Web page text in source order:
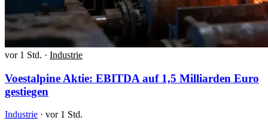
vor 1 Std. · Industrie
Voestalpine Aktie: EBITDA auf 1,5 Milliarden Euro
gestiegen
Industrie · vor 1 Std.